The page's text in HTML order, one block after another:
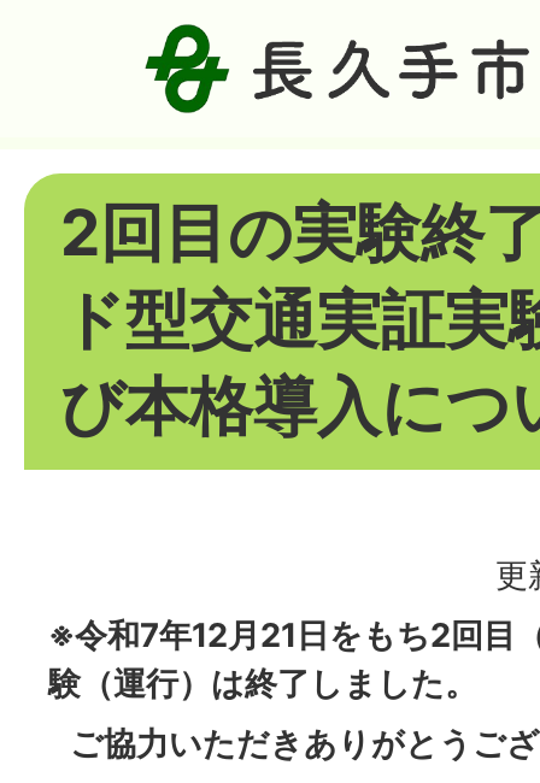
2回目の実験終
ド型交通実証
び本格導入につ
更
※令和7年12月21日をもち2回目
験（運行）は終了しました。
ご協力いただきありがとうご